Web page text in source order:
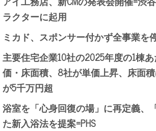
ラクターに起用
ミカド、スポンサー付かず全事業を
主要住宅企業10社の2025年度の1棟
価・床面積、8社が単価上昇、床面
が5千万円超
浴室を「心身回復の場」に再定義、
た新入浴法を提案=PHS